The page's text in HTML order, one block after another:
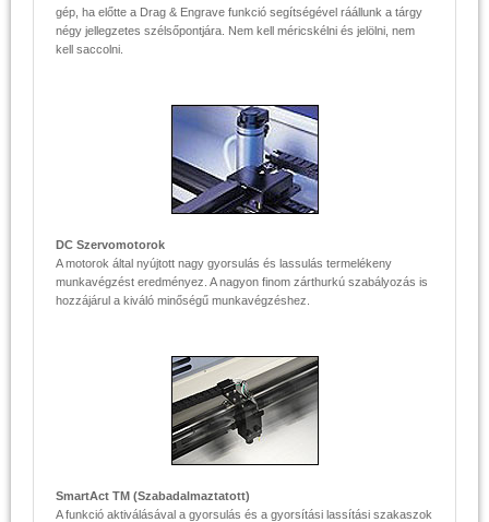
gép, ha előtte a Drag & Engrave funkció segítségével ráállunk a tárgy
négy jellegzetes szélsőpontjára. Nem kell méricskélni és jelölni, nem
kell saccolni.
DC Szervomotorok
A motorok által nyújtott nagy gyorsulás és lassulás termelékeny
munkavégzést eredményez. A nagyon finom zárthurkú szabályozás is
hozzájárul a kiváló minőségű munkavégzéshez.
SmartAct TM (Szabadalmaztatott)
A funkció aktiválásával a gyorsulás és a gyorsítási lassítási szakaszok